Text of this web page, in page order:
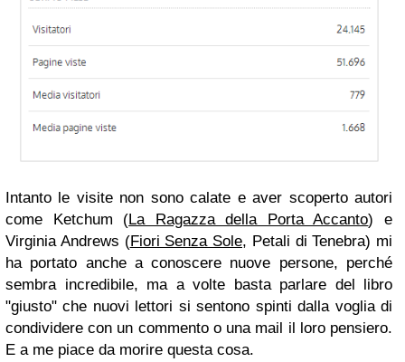
Intanto le visite non sono calate e aver scoperto autori
come Ketchum (La Ragazza della Porta Accanto) e
Virginia Andrews (Fiori Senza Sole, Petali di Tenebra) mi
ha portato anche a conoscere nuove persone, perché
sembra incredibile, ma a volte basta parlare del libro
"giusto" che nuovi lettori si sentono spinti dalla voglia di
condividere con un commento o una mail il loro pensiero.
E a me piace da morire questa cosa.